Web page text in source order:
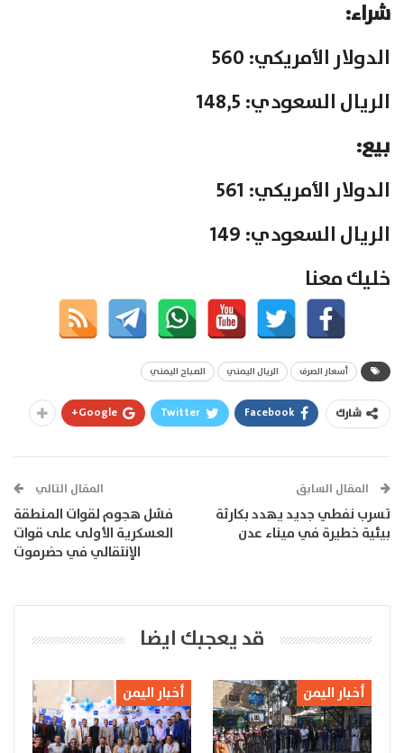
شراء:
الدولار الأمريكي: 560
الريال السعودي: 148,5
بيع:
الدولار الأمريكي: 561
الريال السعودي: 149
خليك معنا
أسعار الصرف الريال اليمني الصباح اليمني
شارك Facebook
Twitter
Google+
المقال السابق
تسرب نفطي جديد يهدد بكارثة
بيئية خطيرة في ميناء عدن
المقال التالي
فشل هجوم لقوات المنطقة
العسكرية الأولى على قوات
الإنتقالي في حضرموت
قد يعجبك ايضا
أخبار اليمن أخبار اليمن